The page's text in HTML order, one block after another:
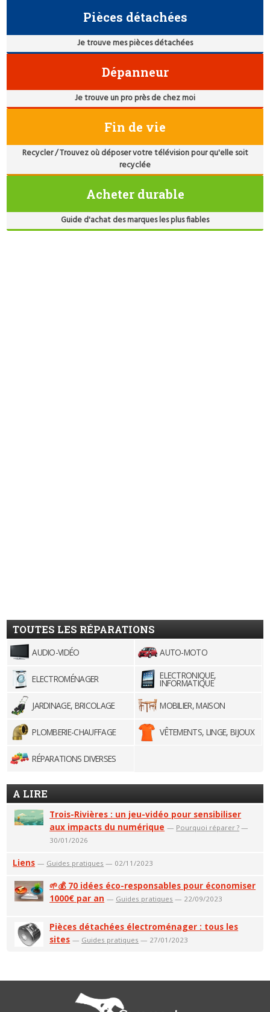
Pièces détachées
Je trouve mes pièces détachées
Dépanneur
Je trouve un pro près de chez moi
Fin de vie
Recycler / Trouvez où déposer votre télévision pour qu'elle soit
recyclée
Acheter durable
Guide d'achat des marques les plus fiables
TOUTES LES RÉPARATIONS
AUDIO-VIDÉO AUTO-MOTO
ELECTROMÉNAGER ELECTRONIQUE,
INFORMATIQUE
JARDINAGE, BRICOLAGE
MOBILIER, MAISON
PLOMBERIE-CHAUFFAGE VÊTEMENTS, LINGE, BIJOUX
RÉPARATIONS DIVERSES
A LIRE
Trois-Rivières : un jeu-vidéo pour sensibiliser
aux impacts du numérique — Pourquoi réparer ? —
30/01/2026
Liens — Guides pratiques — 02/11/2023
🌱💰 70 idées éco-responsables pour économiser
1000€ par an — Guides pratiques — 22/09/2023
Pièces détachées électroménager : tous les
sites — Guides pratiques — 27/01/2023